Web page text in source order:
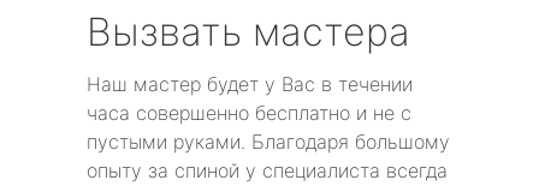
Вызвать мастера
Наш мастер будет у Вас в течении
часа совершенно бесплатно и не с
пустыми руками. Благодаря большому
опыту за спиной у специалиста всегда